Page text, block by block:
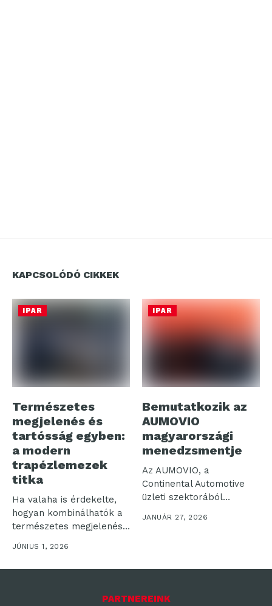
KAPCSOLÓDÓ CIKKEK
IPAR
Természetes
megjelenés és
tartósság egyben:
a modern
trapézlemezek
titka
Ha valaha is érdekelte,
hogyan kombinálhatók a
természetes megjelenés
és a tartósság,...
JÚNIUS 1, 2026
IPAR
Bemutatkozik az
AUMOVIO
magyarországi
menedzsmentje
Az AUMOVIO, a
Continental Automotive
üzleti szektorából
létrejött elektronikai és
technológiai vállalat,...
JANUÁR 27, 2026
PARTNEREINK